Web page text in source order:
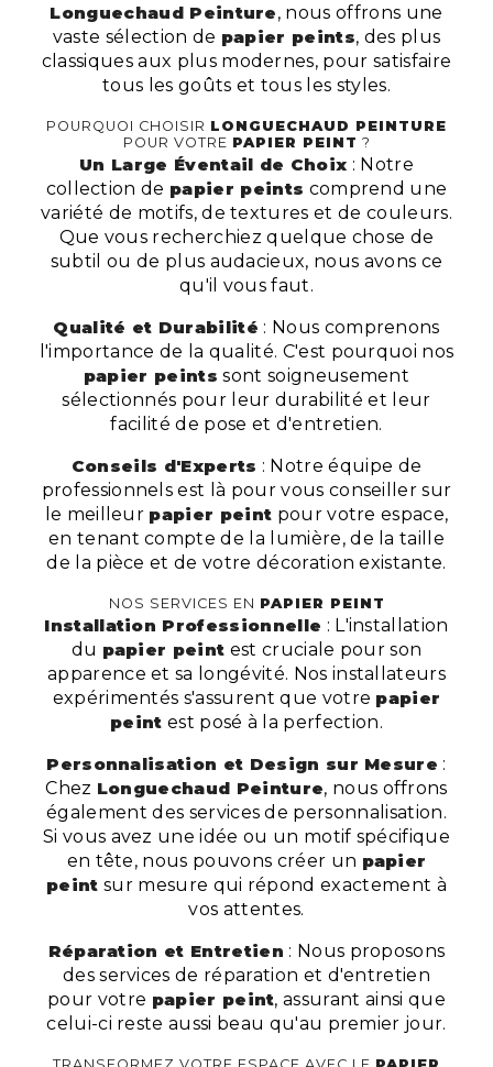
Longuechaud Peinture, nous offrons une
vaste sélection de papier peints, des plus
classiques aux plus modernes, pour satisfaire
tous les goûts et tous les styles.
POURQUOI CHOISIR LONGUECHAUD PEINTURE
POUR VOTRE PAPIER PEINT ?
Un Large Éventail de Choix : Notre
collection de papier peints comprend une
variété de motifs, de textures et de couleurs.
Que vous recherchiez quelque chose de
subtil ou de plus audacieux, nous avons ce
qu'il vous faut.
Qualité et Durabilité : Nous comprenons
l'importance de la qualité. C'est pourquoi nos
papier peints sont soigneusement
sélectionnés pour leur durabilité et leur
facilité de pose et d'entretien.
Conseils d'Experts : Notre équipe de
professionnels est là pour vous conseiller sur
le meilleur papier peint pour votre espace,
en tenant compte de la lumière, de la taille
de la pièce et de votre décoration existante.
NOS SERVICES EN PAPIER PEINT
Installation Professionnelle : L'installation
du papier peint est cruciale pour son
apparence et sa longévité. Nos installateurs
expérimentés s'assurent que votre papier
peint est posé à la perfection.
Personnalisation et Design sur Mesure :
Chez Longuechaud Peinture, nous offrons
également des services de personnalisation.
Si vous avez une idée ou un motif spécifique
en tête, nous pouvons créer un papier
peint sur mesure qui répond exactement à
vos attentes.
Réparation et Entretien : Nous proposons
des services de réparation et d'entretien
pour votre papier peint, assurant ainsi que
celui-ci reste aussi beau qu'au premier jour.